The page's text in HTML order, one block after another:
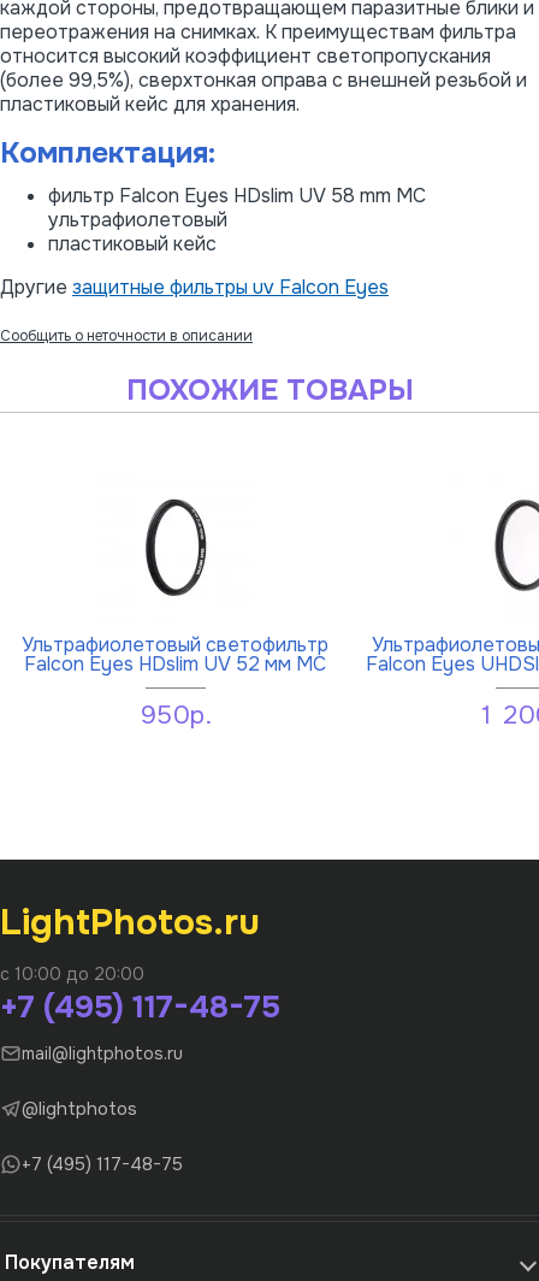
каждой стороны, предотвращающем паразитные блики и
переотражения на снимках. К преимуществам фильтра
относится высокий коэффициент светопропускания
(более 99,5%), сверхтонкая оправа с внешней резьбой и
пластиковый кейс для хранения.
Комплектация:
фильтр Falcon Eyes HDslim UV 58 mm MC
ультрафиолетовый
пластиковый кейс
Другие защитные фильтры uv Falcon Eyes
Сообщить о неточности в описании
ПОХОЖИЕ ТОВАРЫ
Ультрафиолетовый светофильтр
Falcon Eyes HDslim UV 52 мм MC
950р.
Falcon Eyes
1
LightPhotos.ru
с 10:00 до 20:00
+7 (495) 117-48-75
mail@lightphotos.ru
@lightphotos
+7 (495) 117-48-75
Покупателям